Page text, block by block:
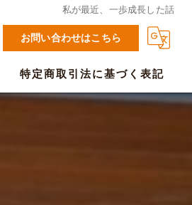
私が最近、一歩成長した話
お問い合わせはこちら
特定商取引法に基づく表記